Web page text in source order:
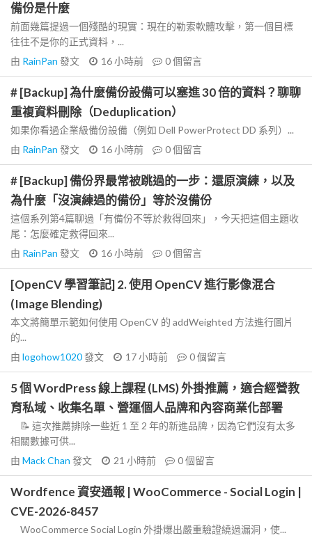
備份是什麼
前面幾篇提過一個殘酷的現實：現在的勒索軟體攻擊，第一個目標
往往不是你的正式資料，...
由 RainPan 發文 16 小時前 0個留言
# [Backup] 為什麼備份設備可以塞進 30 倍的資料？聊聊
重複資料刪除（Deduplication）
如果你看過企業級備份設備（例如 Dell PowerProtect DD 系列）...
由 RainPan 發文 16 小時前 0個留言
# [Backup] 備份界最常被跳過的一步：還原演練，以及
為什麼「沒演練過的備份」等於沒備份
這個系列第4篇聊過「有備份不等於救得回來」，今天把這個主題收
尾：怎麼確定救得回來...
由 RainPan 發文 16 小時前 0個留言
[OpenCV 學習筆記] 2. 使用 OpenCV 進行影像混合
(Image Blending)
本文將簡單示範如何使用 OpenCV 的 addWeighted 方法進行圖片
的...
由 logohow1020發文 17 小時前 0個留言
5 個 WordPress 線上課程 (LMS) 外掛推薦，適合經營教
育私域、收集名單、營運個人品牌和內容商業化部署
📝 這次推薦排除一些近 1 至 2 年的新進品牌，因為它們沒有太多
相關數據可供...
由 Mack Chan 發文 21 小時前 0個留言
Wordfence 資安通報 | WooCommerce - Social Login |
CVE-2026-8457
WooCommerce Social Login 外掛爆出嚴重驗證繞過漏洞，使...